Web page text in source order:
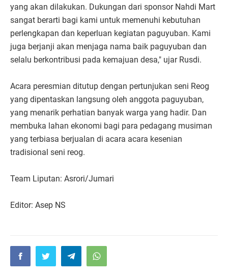
yang akan dilakukan. Dukungan dari sponsor Nahdi Mart
sangat berarti bagi kami untuk memenuhi kebutuhan
perlengkapan dan keperluan kegiatan paguyuban. Kami
juga berjanji akan menjaga nama baik paguyuban dan
selalu berkontribusi pada kemajuan desa," ujar Rusdi.
Acara peresmian ditutup dengan pertunjukan seni Reog
yang dipentaskan langsung oleh anggota paguyuban,
yang menarik perhatian banyak warga yang hadir. Dan
membuka lahan ekonomi bagi para pedagang musiman
yang terbiasa berjualan di acara acara kesenian
tradisional seni reog.
Team Liputan: Asrori/Jumari
Editor: Asep NS